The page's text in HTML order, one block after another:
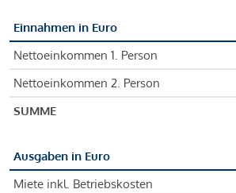
Einnahmen in Euro
Nettoeinkommen 1. Person
Nettoeinkommen 2. Person
SUMME
Ausgaben in Euro
Miete inkl. Betriebskosten